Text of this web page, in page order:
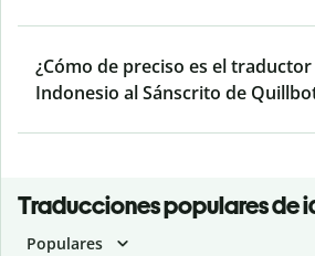
¿Cómo de preciso es el
Indonesio al Sánscrito de
Traducciones populares de
Populares